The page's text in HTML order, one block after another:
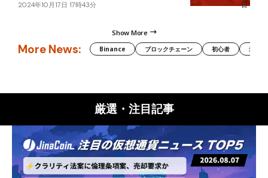
2024年10月17日 17時43分
Show More
More News: Binance ブロックチェーン 初心者 米国
厳選・注目記事